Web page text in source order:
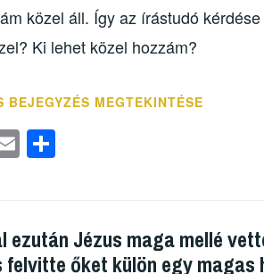
közel áll. Így az írástudó
Ki lehet közel hozzám?
BEJEGYZÉS MEGTEKINTÉSE
E
a
m
ezután Jézus maga mellé
felvitte őket külön egy